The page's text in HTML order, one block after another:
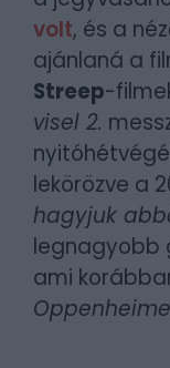
volt, és a
ajánlaná a
Streep-
visel 2.
lekörözve a
hagyjuk
legnagyobb
ami